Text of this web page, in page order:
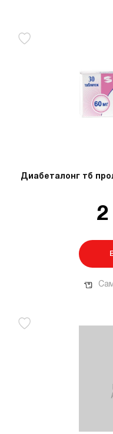
Диабеталонг тб
2